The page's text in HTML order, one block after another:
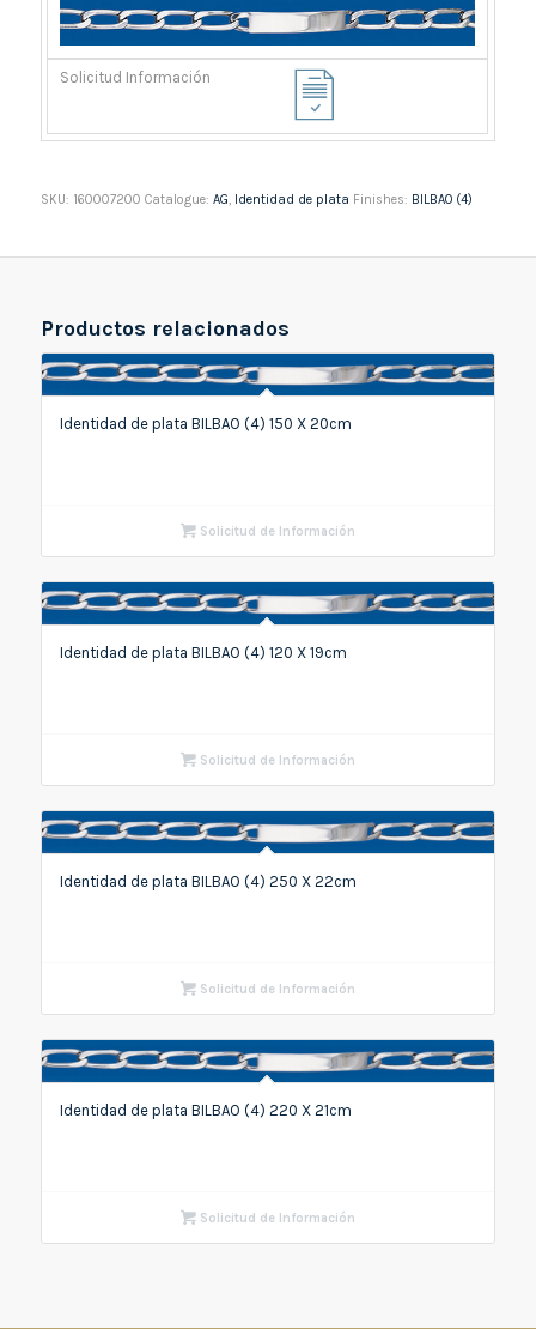
SKU: 160007200 Catalogue: AG Identidad de plata Finishes: BILBAO (4)
Productos relacionados
Identidad de plata BILBAO (4) 150 X 20cm
Solicitud de Información
Identidad de plata BILBAO (4) 120 X 19cm
Solicitud de Información
Identidad de plata BILBAO (4) 250 X 22cm
Solicitud de Información
Identidad de plata BILBAO (4) 220 X 21cm
Solicitud de Información